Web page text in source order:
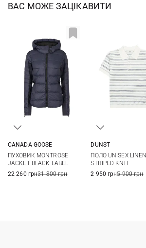
ВАС МОЖЕ ЗАЦІКАВИТИ
CANADA GOOSE
ПУХОВИК MONTROSE
JACKET BLACK LABEL
22 260 грн31 800 грн
DUNST
ПОЛО UNISEX LINEN
STRIPED KNIT
2 950 грн5 900 грн